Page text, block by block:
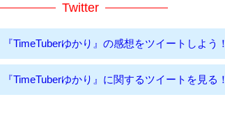
Twitter
『TimeTuberゆかり』の感想をツイートしよう！
『TimeTuberゆかり』に関するツイートを見る！